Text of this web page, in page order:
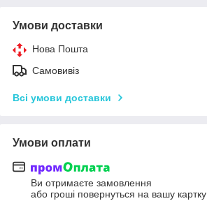
Умови доставки
Нова Пошта
Самовивіз
Всі умови доставки
Умови оплати
Ви отримаєте замовлення
або гроші повернуться на вашу картку